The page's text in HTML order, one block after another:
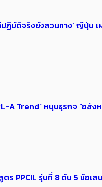
บัติจริงยังสวนทาง’ ญี่ปุ่น
A Trend” หนุนธุรกิจ “อสั
ตร PPCIL รุ่นที่ 8 ดัน 5 ข้อ